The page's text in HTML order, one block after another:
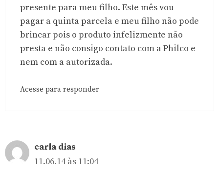
presente para meu filho. Este mês vou
pagar a quinta parcela e meu filho não pode
brincar pois o produto infelizmente não
presta e não consigo contato com a Philco e
nem com a autorizada.
Acesse para responder
carla dias
11.06.14 às 11:04